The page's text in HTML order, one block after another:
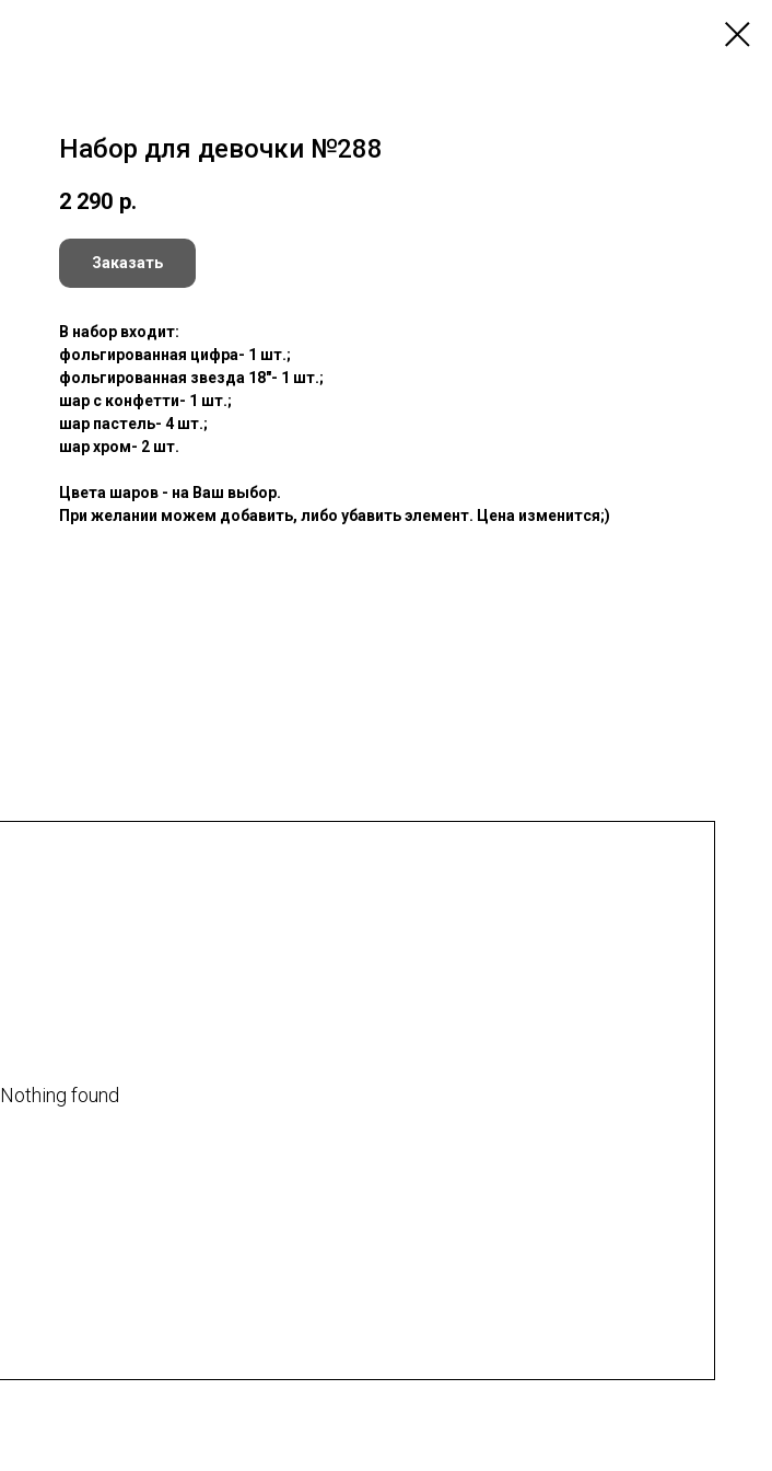
Набор для девочки №288
2 290 р.
Заказать
В набор входит:
фольгированная цифра- 1 шт.;
фольгированная звезда 18"- 1 шт.;
шар с конфетти- 1 шт.;
шар пастель- 4 шт.;
шар хром- 2 шт.
Цвета шаров - на Ваш выбор.
При желании можем добавить, либо убавить элемент. Цена изменится;)
Nothing found